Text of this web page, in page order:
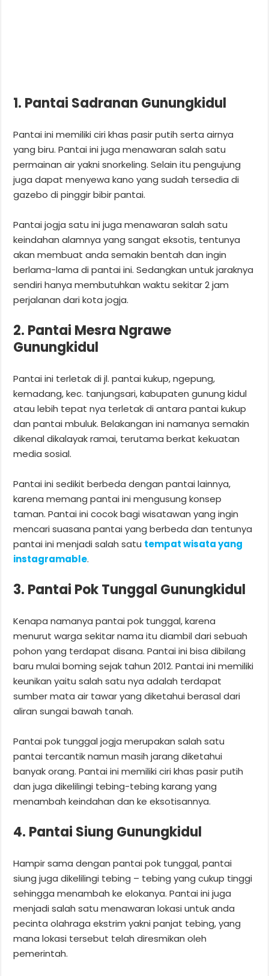
1. Pantai Sadranan Gunungkidul
Pantai ini memiliki ciri khas pasir putih serta airnya
yang biru. Pantai ini juga menawaran salah satu
permainan air yakni snorkeling. Selain itu pengujung
juga dapat menyewa kano yang sudah tersedia di
gazebo di pinggir bibir pantai.
Pantai jogja satu ini juga menawaran salah satu
keindahan alamnya yang sangat eksotis, tentunya
akan membuat anda semakin bentah dan ingin
berlama-lama di pantai ini. Sedangkan untuk jaraknya
sendiri hanya membutuhkan waktu sekitar 2 jam
perjalanan dari kota jogja.
2. Pantai Mesra Ngrawe
Gunungkidul
Pantai ini terletak di jl. pantai kukup, ngepung,
kemadang, kec. tanjungsari, kabupaten gunung kidul
atau lebih tepat nya terletak di antara pantai kukup
dan pantai mbuluk. Belakangan ini namanya semakin
dikenal dikalayak ramai, terutama berkat kekuatan
media sosial.
Pantai ini sedikit berbeda dengan pantai lainnya,
karena memang pantai ini mengusung konsep
taman. Pantai ini cocok bagi wisatawan yang ingin
mencari suasana pantai yang berbeda dan tentunya
pantai ini menjadi salah satu tempat wisata yang
instagramable.
3. Pantai Pok Tunggal Gunungkidul
Kenapa namanya pantai pok tunggal, karena
menurut warga sekitar nama itu diambil dari sebuah
pohon yang terdapat disana. Pantai ini bisa dibilang
baru mulai boming sejak tahun 2012. Pantai ini memiliki
keunikan yaitu salah satu nya adalah terdapat
sumber mata air tawar yang diketahui berasal dari
aliran sungai bawah tanah.
Pantai pok tunggal jogja merupakan salah satu
pantai tercantik namun masih jarang diketahui
banyak orang. Pantai ini memiliki ciri khas pasir putih
dan juga dikelilingi tebing-tebing karang yang
menambah keindahan dan ke eksotisannya.
4. Pantai Siung Gunungkidul
Hampir sama dengan pantai pok tunggal, pantai
siung juga dikelilingi tebing – tebing yang cukup tinggi
sehingga menambah ke elokanya. Pantai ini juga
menjadi salah satu menawaran lokasi untuk anda
pecinta olahraga ekstrim yakni panjat tebing, yang
mana lokasi tersebut telah diresmikan oleh
pemerintah.